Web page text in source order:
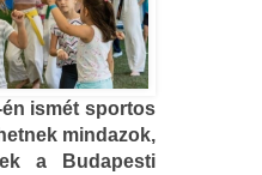
én ismét sportos
mindazok,
a Budapesti